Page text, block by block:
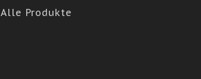
Alle Produkte